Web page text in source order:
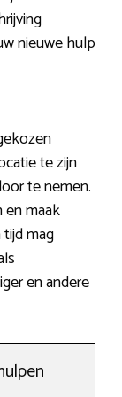
nieuwe hulp
te zijn
te nemen.
en maak
mag
en andere